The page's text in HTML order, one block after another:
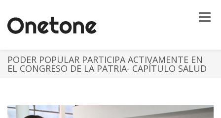
Toggle
PODER POPULAR PARTICIPA ACTIVAMENTE EN
EL CONGRESO DE LA PATRIA- CAPÍTULO SALUD